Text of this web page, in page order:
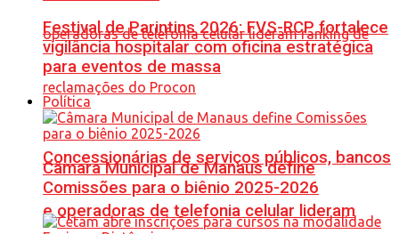
Concessionárias de serviços públicos, bancos
e operadoras de telefonia celular lideram
Festival de Parintins 2026: FVS-RCP fortalece
vigilância hospitalar com oficina estratégica
para eventos de massa
Política
Câmara Municipal de Manaus define
Comissões para o biênio 2025-2026